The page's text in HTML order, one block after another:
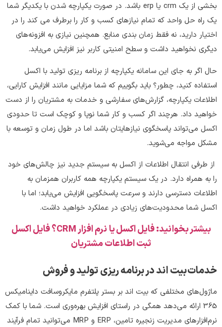
بخشی از یک crm یا erp باشد. در صورت یکپارچه شدن با یکدیگر شما
یک راه حل واحد که تمام نیازهای کسب و کار را برطرف می کند را در
اختیار دارید، نه فقط زمان بندی منابع. همچنین نیازی به افزونه‌های
دیگری نخواهید داشت و سطح امنیتی کاربر نیز افزایش می‌یابد.
حال اگر به جای این سامانه یکپارچه از برنامه ریزی تولید با اکسل
استفاده کنید، چطور؟ باید بگوییم که شما مزایایی مانند افزایش کارایی،
اطلاعات یکپارچه، گزارش‌های سفارشی و خدمات به مشتریان را از دست
خواهید داد. هرچند اگر کسب و کار شما نوپا و کوچک است تا حدودی
اکسل می‌تواند پاسخگوی نیازهایتان باشد اما در طول زمان و توسعه با
مشکل مواجه می‌شوید.
از طرفی انتقال اطلاعات از اکسل به سیستم جدید نیز چالش‌های خود
را به همراه دارد. در یک سیستم یکپارچه همه کاربران همزمان به
اطلاعات دسترسی دارند و سرعت پاسخگویی افزایش می‌یابد؛ اما با
اکسل شما محدودیت‌های زیادی در عملکرد خواهید داشت.
بیشتر بخوانید: فایل اکسل یا نرم افزار CRM؟ فایل اکسل
ثبت اطلاعات مشتریان
خدمات بیت اند در برنامه ریزی تولید و فروش
ماژول‌های مختلفی که بیت اند بر بستر پلتفرم مایکروسافت داینامیکس
365 ارائه می‌دهد همگی در راستای افزایش بهره‌وری است. شما با کمک
نرم‌افزارهای مدیریت زنجیره تامین، ERP و MRP می‌توانید تمام فرآیند